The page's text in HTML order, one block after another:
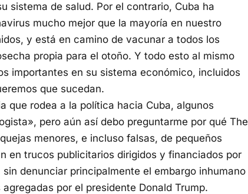
sistema de salud. Por el contrario, Cuba ha
mucho mejor que la mayoría en nuestro
y está en camino de vacunar a todos los
propia para el otoño. Y todo esto al mismo
importantes en su sistema económico, incluidos
que sucedan.
que rodea a la política hacia Cuba, algunos
pero aún así debo preguntarme por qué The
menores, e incluso falsas, de pequeños
en trucos publicitarios dirigidos y financiados por
denunciar principalmente el embargo inhumano
por el presidente Donald Trump.